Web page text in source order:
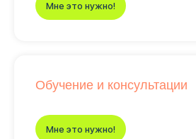
Мне это нужно!
Обучение и консультации
Мне это нужно!